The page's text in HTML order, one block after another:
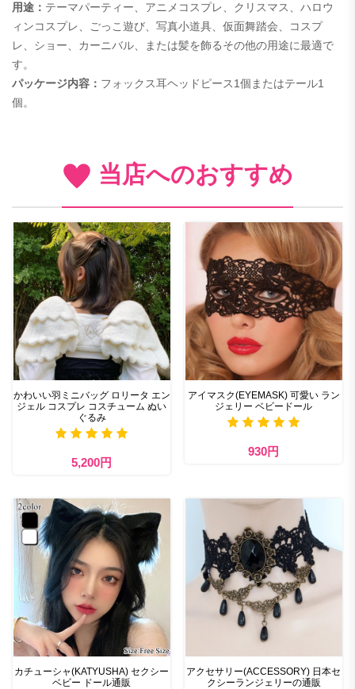
用途： テーマパーティー、アニメコスプレ、クリスマス、ハロウ
ィンコスプレ、ごっこ遊び、写真小道具、仮面舞踏会、コスプ
レ、ショー、カーニバル、または髪を飾るその他の用途に最適で
す。
パッケージ内容： フォックス耳ヘッドピース1個またはテール1
個。
当店へのおすすめ
かわいい羽ミニバッグ ロリータ エン
ジェル コスプレ コスチューム ぬい
ぐるみ
5,200円
アイマスク(EYEMASK) 可愛い ラン
ジェリー ベビードール
930円
カチューシャ(KATYUSHA) セクシー
ベビー ドール通販
アクセサリー(ACCESSORY) 日本セ
クシーランジェリーの通販